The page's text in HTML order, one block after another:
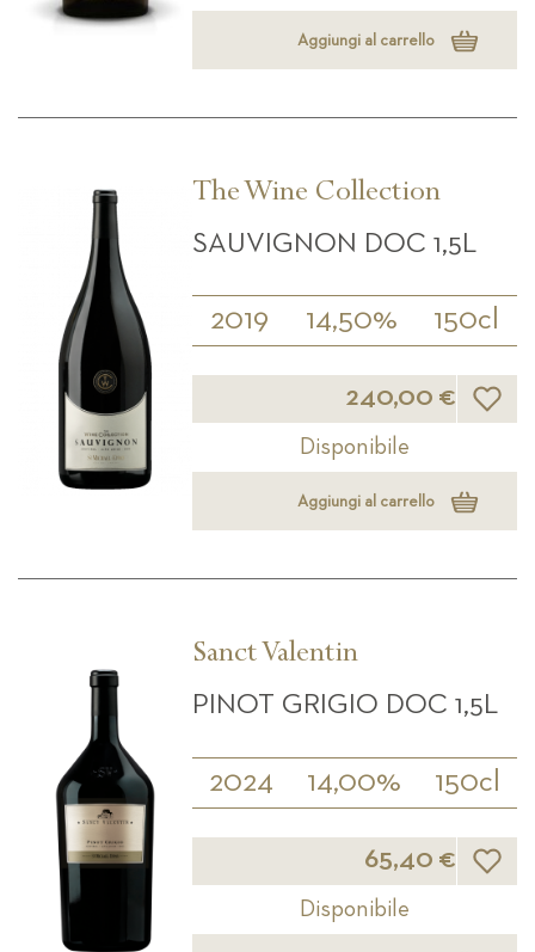
Aggiungi al carrello
The Wine Collection
SAUVIGNON DOC 1,5L
2019 14,50% 150cl
240,00 € Lista
Disponibile
Aggiungi al carrello
Sanct Valentin
PINOT GRIGIO DOC 1,5L
2024 14,00% 150cl
65,40 €
Disponibile